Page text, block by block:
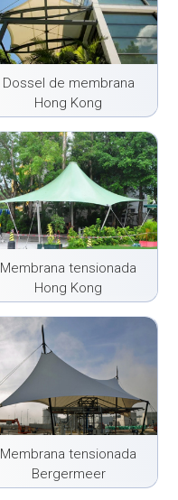
Dossel de membrana
Hong Kong
Membrana tensionada
Hong Kong
Membrana tensionada
Bergermeer